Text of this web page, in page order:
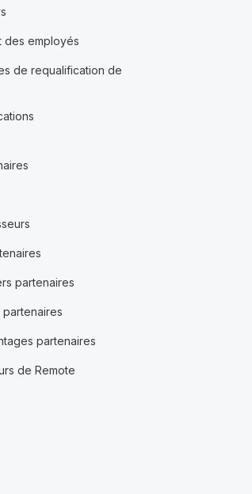
des employés
de requalification de
partenaires
partenaires
de Remote